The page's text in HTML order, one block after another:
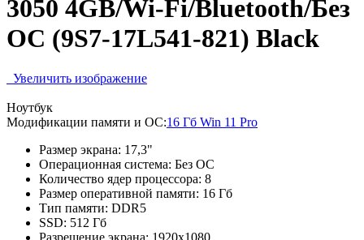
3050 4GB/Wi-Fi/Bluetooth/Без
ОС (9S7-17L541-821) Black
Увеличить изображение
Ноутбук
Модификации памяти и ОС:16 Гб Win 11 Pro
Размер экрана: 17,3"
Операционная система: Без ОС
Количество ядер процессора: 8
Размер оперативной памяти: 16 Гб
Тип памяти: DDR5
SSD: 512 Гб
Разрешение экрана: 1920x1080